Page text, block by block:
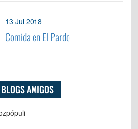
13 Jul 2018
Comida en El Pardo
BLOGS AMIGOS